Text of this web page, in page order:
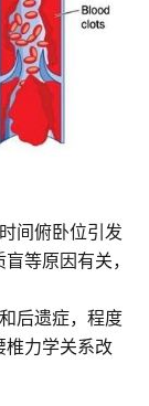
间俯卧位引发
等原因有关，
后遗症，程度
椎力学关系改